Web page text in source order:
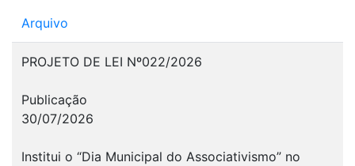
Arquivo
PROJETO DE LEI Nº022/2026
Publicação
30/07/2026
Institui o “Dia Municipal do Associativismo” no